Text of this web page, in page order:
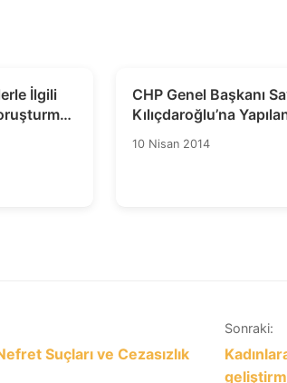
İlgili
CHP Genel Başkanı
Kılıçdaroğlu’na
Saldırıyı Kınıyoruz
10 Nisan 2014
Suçları ve Cezasızlık
Sonraki: